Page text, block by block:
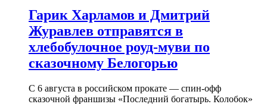
Гарик Харламов и Дмитрий
Журавлев отправятся в
хлебобулочное роуд-муви по
сказочному Белогорью
С 6 августа в российском прокате — спин-офф
сказочной франшизы «Последний богатырь. Колобок»